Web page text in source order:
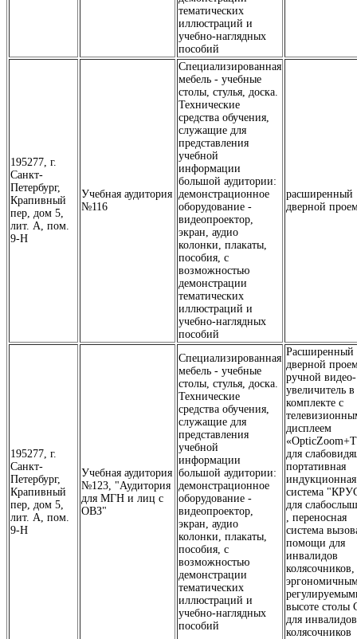
тематических
иллюстраций и
учебно-наглядных
пособий
195277, г.
Санкт-
Петербург,
Крапивный
пер, дом 5,
лит. А, пом.
9-Н
Учебная аудитория
№116
Специализированная
мебель - учебные
столы, стулья, доска.
Технические
средства обучения,
служащие для
представления
учебной
информации
большой аудитории:
демонстрационное
оборудование -
видеопроектор,
экран, аудио
колонки, плакаты,
пособия, с
возможностью
демонстрации
тематических
иллюстраций и
учебно-наглядных
пособий
расширенный
дверной
195277, г.
Санкт-
Петербург,
Крапивный
пер, дом 5,
лит. А, пом.
9-Н
Учебная аудитория
№123, "Аудитория
для МГН и лиц с
ОВЗ"
Специализированная
мебель - учебные
столы, стулья, доска.
Технические
средства обучения,
служащие для
представления
учебной
информации
большой аудитории:
демонстрационное
оборудование -
видеопроектор,
экран, аудио
колонки, плакаты,
пособия, с
возможностью
демонстрации
тематических
иллюстраций и
учебно-наглядных
пособий
Расширенный
дверной
ручной видео-
увеличитель в
комплекте с
дисплеем
для
портативная
индукционная
система
для
, переносная
система
помощи для
инвалидов
колясочников,
высоте столы
для инвалидов
колясочников